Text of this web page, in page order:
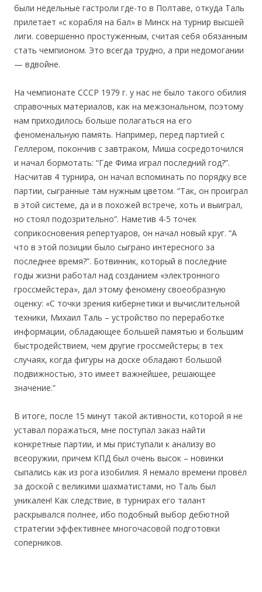
были недельные гастроли где-то в Полтаве, откуда Таль
прилетает «с корабля на бал» в Минск на турнир высшей
лиги. совершенно простуженным, считая себя обязанным
стать чемпионом. Это всегда трудно, а при недомогании
— вдвойне.
На чемпионате СССР 1979 г. у нас не было такого обилия
справочных материалов, как на межзональном, поэтому
нам приходилось больше полагаться на его
феноменальную память. Например, перед партией с
Геллером, покончив с завтраком, Миша сосредоточился
и начал бормотать: “Где Фима играл последний год?”.
Насчитав 4 турнира, он начал вспоминать по порядку все
партии, сыгранные там нужным цветом. “Так, он проиграл
в этой системе, да и в похожей встрече, хоть и выиграл,
но стоял подозрительно”. Наметив 4-5 точек
соприкосновения репертуаров, он начал новый круг. “А
что в этой позиции было сыграно интересного за
последнее время?”. Ботвинник, который в последние
годы жизни работал над созданием «электронного
гроссмейстера», дал этому феномену своеобразную
оценку: «С точки зрения кибернетики и вычислительной
техники, Михаил Таль – устройство по переработке
информации, обладающее большей памятью и большим
быстродействием, чем другие гроссмейстеры; в тех
случаях, когда фигуры на доске обладают большой
подвижностью, это имеет важнейшее, решающее
значение.”
В итоге, после 15 минут такой активности, которой я не
уставал поражаться, мне поступал заказ найти
конкретные партии, и мы приступали к анализу во
всеоружии, причем КПД был очень высок – новинки
сыпались как из рога изобилия. Я немало времени провёл
за доской с великими шахматистами, но Таль был
уникален! Как следствие, в турнирах его талант
раскрывался полнее, ибо подобный выбор дебютной
стратегии эффективнее многочасовой подготовки
соперников.